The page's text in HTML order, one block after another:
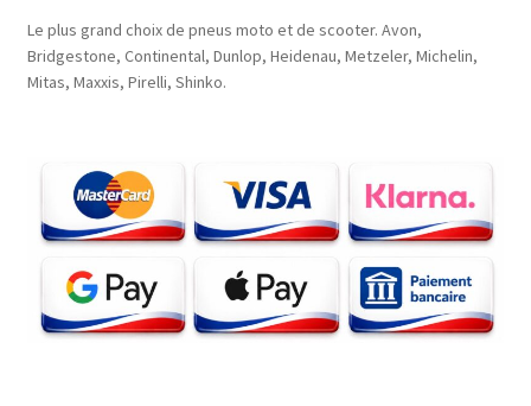
Le plus grand choix de pneus moto et de scooter. Avon,
Bridgestone, Continental, Dunlop, Heidenau, Metzeler, Michelin,
Mitas, Maxxis, Pirelli, Shinko.